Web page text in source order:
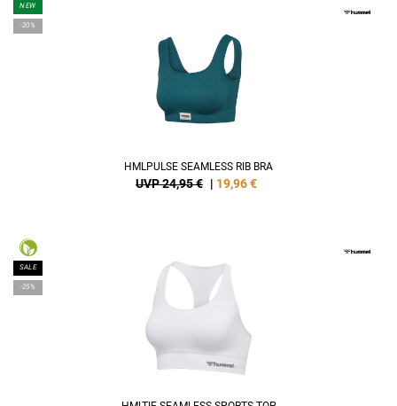
NEW
-20%
HMLPULSE SEAMLESS RIB BRA
UVP 24,95 € | 19,96€
SALE
-25%